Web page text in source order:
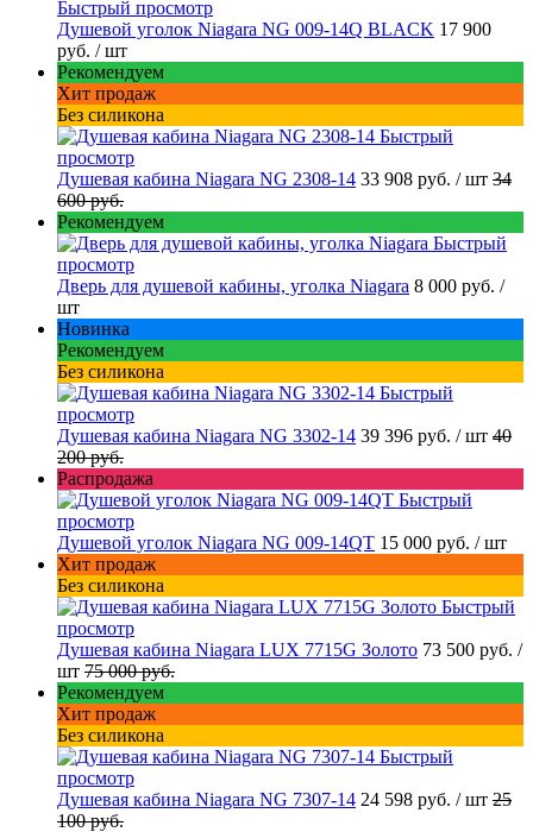
Быстрый просмотр
Душевой уголок Niagara NG 009-14Q BLACK 17 900
руб. / шт
Рекомендуем
Хит продаж
Без силикона
Быстрый
просмотр
Душевая кабина Niagara NG 2308-14 33 908 руб. / шт 34
600 руб.
Рекомендуем
Быстрый
просмотр
Дверь для душевой кабины, уголка Niagara 8 000 руб. /
шт
Новинка
Рекомендуем
Без силикона
Быстрый
просмотр
Душевая кабина Niagara NG 3302-14 39 396 руб. / шт 40
200 руб.
Распродажа
Быстрый
просмотр
Душевой уголок Niagara NG 009-14QT 15 000 руб. / шт
Хит продаж
Без силикона
Быстрый
просмотр
Душевая кабина Niagara LUX 7715G Золото 73 500 руб. /
шт 75 000 руб.
Рекомендуем
Хит продаж
Без силикона
Быстрый
просмотр
Душевая кабина Niagara NG 7307-14 24 598 руб. / шт 25
100 руб.